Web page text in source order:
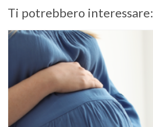
Ti potrebbero interessare: